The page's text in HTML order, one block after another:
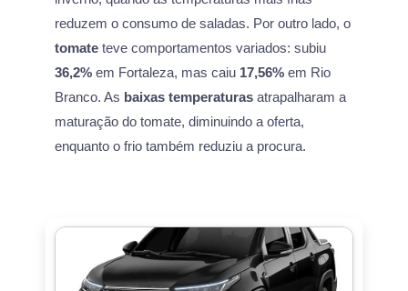
reduzem o consumo de saladas. Por outro lado, o
tomate teve comportamentos variados: subiu
36,2% em Fortaleza, mas caiu 17,56% em Rio
Branco. As baixas temperaturas atrapalharam a
maturação do tomate, diminuindo a oferta,
enquanto o frio também reduziu a procura.